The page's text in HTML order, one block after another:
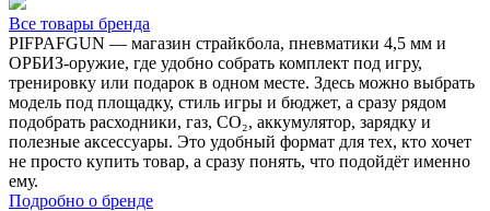
Все товары бренда
PIFPAFGUN — магазин страйкбола, пневматики 4,5 мм и
ОРБИЗ-оружие, где удобно собрать комплект под игру,
тренировку или подарок в одном месте. Здесь можно выбрать
модель под площадку, стиль игры и бюджет, а сразу рядом
подобрать расходники, газ, CO₂, аккумулятор, зарядку и
полезные аксессуары. Это удобный формат для тех, кто хочет
не просто купить товар, а сразу понять, что подойдёт именно
ему.
Подробно о бренде